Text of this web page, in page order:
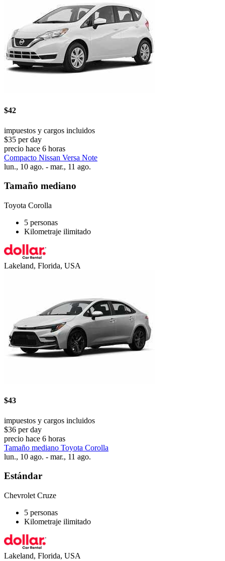
$42
impuestos y cargos incluidos
$35 per day
precio hace 6 horas
Compacto Nissan Versa Note
lun., 10 ago. - mar., 11 ago.
Tamaño mediano
Toyota Corolla
5 personas
Kilometraje ilimitado
Lakeland, Florida, USA
$43
impuestos y cargos incluidos
$36 per day
precio hace 6 horas
Tamaño mediano Toyota Corolla
lun., 10 ago. - mar., 11 ago.
Estándar
Chevrolet Cruze
5 personas
Kilometraje ilimitado
Lakeland, Florida, USA